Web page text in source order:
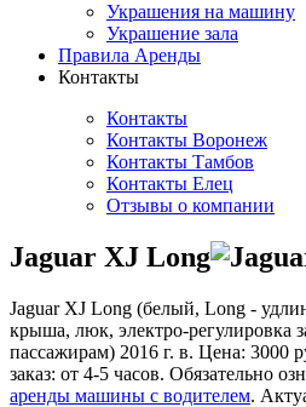
Украшения на машину
Украшение зала
Правила Аренды
Контакты
Контакты
Контакты Воронеж
Контакты Тамбов
Контакты Елец
Отзывы о компании
Jaguar XJ Long
Jaguar XJ Long (белый, Long -
крыша, люк, электро-регулировка
пассажирам) 2016 г. в. Цена: 3000
заказ: от 4-5 часов. Обязательно
аренды машины с водителем.